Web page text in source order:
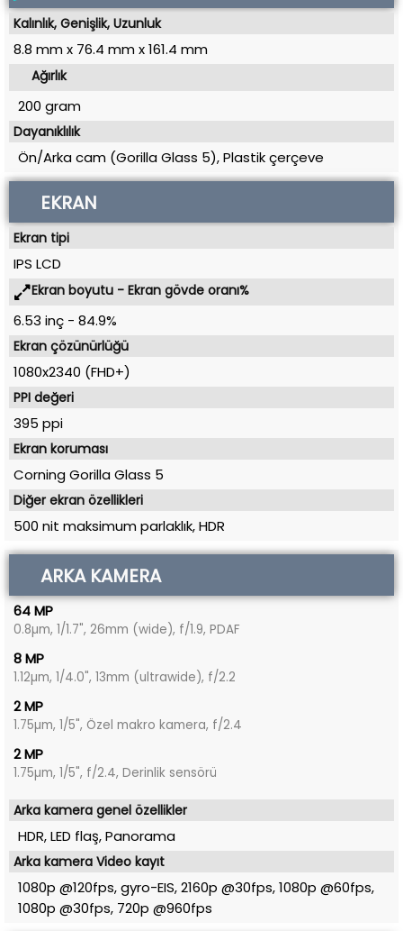
Kalınlık, Genişlik, Uzunluk
8.8 mmx 76.4 mmx161.4 mm
Ağırlık
200 gram
Dayanıklılık
Ön/Arka cam (Gorilla Glass 5), Plastik çerçeve
EKRAN
Ekran tipi
IPS LCD
Ekran boyutu - Ekran gövde oranı%
6.53 inç - 84.9%
Ekran çözünürlüğü
1080x2340 (FHD+)
PPI değeri
395 ppi
Ekran koruması
Corning Gorilla Glass 5
Diğer ekran özellikleri
500 nit maksimum parlaklık, HDR
ARKA KAMERA
64 MP
0.8µm, 1/1.7", 26mm (wide), f/1.9, PDAF
8 MP
1.12µm, 1/4.0", 13mm (ultrawide), f/2.2
2 MP
1.75µm, 1/5", Özel makro kamera, f/2.4
2 MP
1.75µm, 1/5", f/2.4, Derinlik sensörü
Arka kamera genel özellikler
HDR, LED flaş, Panorama
Arka kamera Video kayıt
1080p @120fps, gyro-EIS, 2160p @30fps, 1080p @60fps,
1080p @30fps, 720p @960fps